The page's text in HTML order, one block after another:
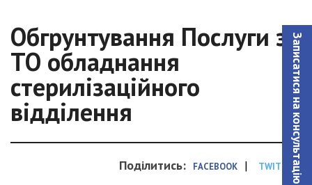
Записатися на консультацiю
Обгрунтування Послуги з
ТО обладнання
стерилізаційного
відділення
Поділитись: FACEBOOK | TWITTER